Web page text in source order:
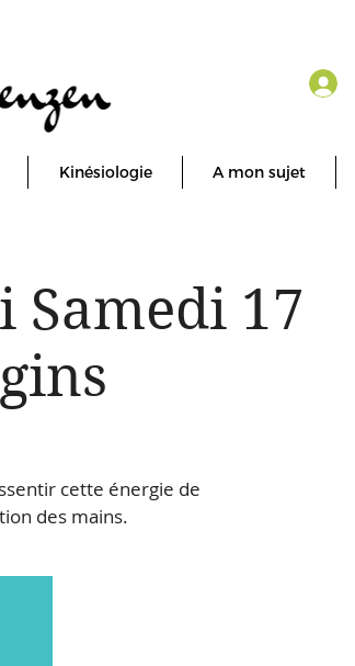
Kinésiologie A mon sujet
Samedi 17
cette énergie de
des mains.